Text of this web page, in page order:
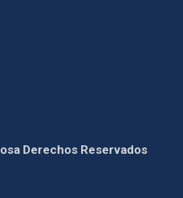
Derechos Reservados